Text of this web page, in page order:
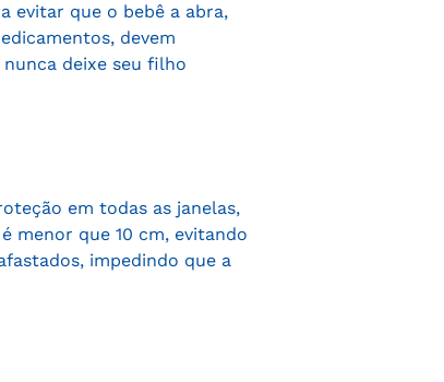
evitar que o bebê a abra,
devem
deixe seu filho
em todas as janelas,
menor que 10 cm, evitando
impedindo que a